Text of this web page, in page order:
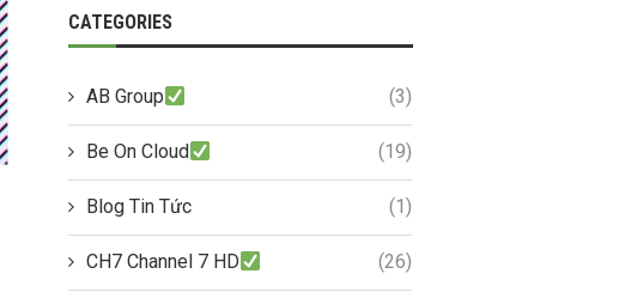
CATEGORIES
AB Group (3)
Be On Cloud (19)
Blog Tin Tức (1)
CH7 Channel 7 HD (26)